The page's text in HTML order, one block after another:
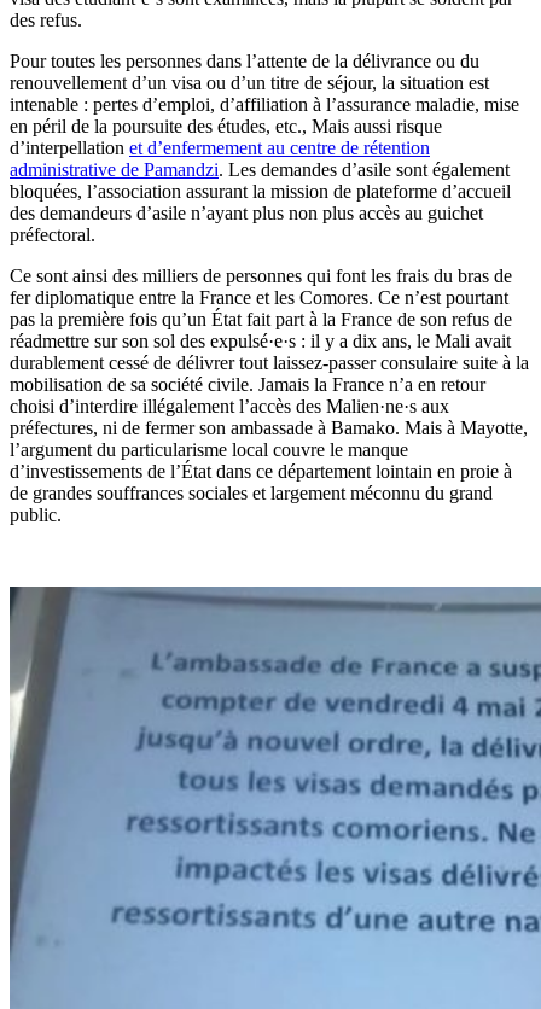
des refus.
Pour toutes les personnes dans l’attente de la délivrance ou du
renouvellement d’un visa ou d’un titre de séjour, la situation est
intenable : pertes d’emploi, d’affiliation à l’assurance maladie, mise
en péril de la poursuite des études, etc., Mais aussi risque
d’interpellation et d’enfermement au centre de rétention
administrative de Pamandzi. Les demandes d’asile sont également
bloquées, l’association assurant la mission de plateforme d’accueil
des demandeurs d’asile n’ayant plus non plus accès au guichet
préfectoral.
Ce sont ainsi des milliers de personnes qui font les frais du bras de
fer diplomatique entre la France et les Comores. Ce n’est pourtant
pas la première fois qu’un État fait part à la France de son refus de
réadmettre sur son sol des expulsé·e·s : il y a dix ans, le Mali avait
durablement cessé de délivrer tout laissez-passer consulaire suite à la
mobilisation de sa société civile. Jamais la France n’a en retour
choisi d’interdire illégalement l’accès des Malien·ne·s aux
préfectures, ni de fermer son ambassade à Bamako. Mais à Mayotte,
l’argument du particularisme local couvre le manque
d’investissements de l’État dans ce département lointain en proie à
de grandes souffrances sociales et largement méconnu du grand
public.